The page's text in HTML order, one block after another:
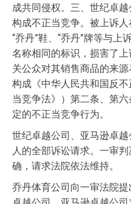
成共同侵权。三、世纪卓
构成不正当竞争。被上诉
“乔丹”鞋、“乔丹”牌等与
名称相同的标识，损害了
关公众对其销售商品的来
构成《中华人民共和国反
当竞争法》）第二条、第
定的不正当竞争行为。
世纪卓越公司、亚马逊卓
人的全部诉讼请求。一审
确，请求法院依法维持。
乔丹体育公司向一审法院